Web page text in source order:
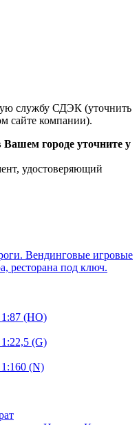
службу СДЭК (уточнить
сайте компании).
городе уточните у
удостоверяющий
Вендинговые игровые
ресторана под ключ.
(HO)
(G)
(N)